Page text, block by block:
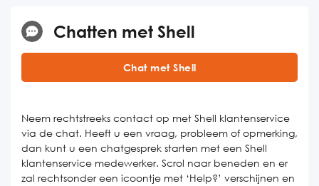
Chatten met Shell
Chat met Shell
Neem rechtstreeks contact op met Shell klantenservice
via de chat. Heeft u een vraag, probleem of opmerking,
dan kunt u een chatgesprek starten met een Shell
klantenservice medewerker. Scrol naar beneden en er
zal rechtsonder een icoontje met ‘Help?’ verschijnen en